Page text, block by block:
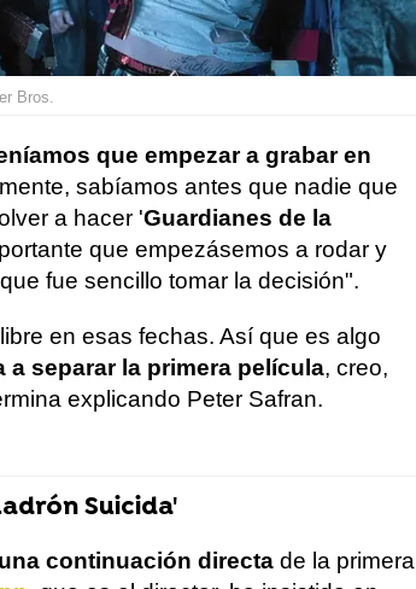
Bros.
que empezar a grabar en
sabíamos antes que nadie que
a hacer 'Guardianes de la
que empezásemos a rodar y
fue sencillo tomar la decisión".
en esas fechas. Así que es algo
a separar la primera película, creo,
explicando Peter Safran.
Suicida'
continuación directa de la primera